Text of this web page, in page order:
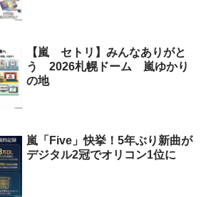
【嵐 セトリ】みんなありがと
う 2026札幌ドーム 嵐ゆかり
の地
嵐「Five」快挙！5年ぶり新曲が
デジタル2冠でオリコン1位に